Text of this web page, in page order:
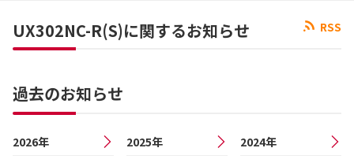
お知らせ
OCNのお客さまはこちら
工事・故障情報通知サー
ビス
RSS
UX302NC-R(S)に関するお知らせ
過去のお知らせ
2026年 2025年 2024年